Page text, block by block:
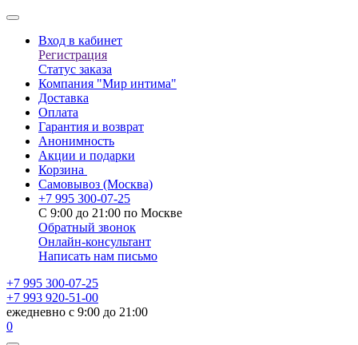
Вход в кабинет
Регистрация
Статус заказа
Компания "Мир интима"
Доставка
Оплата
Гарантия и возврат
Анонимность
Акции и подарки
Корзина
Самовывоз (Москва)
+7 995 300-07-25
С 9:00 до 21:00 по Москве
Обратный звонок
Онлайн-консультант
Написать нам письмо
+7 995 300-07-25
+7 993 920-51-00
ежедневно с 9:00 до 21:00
0